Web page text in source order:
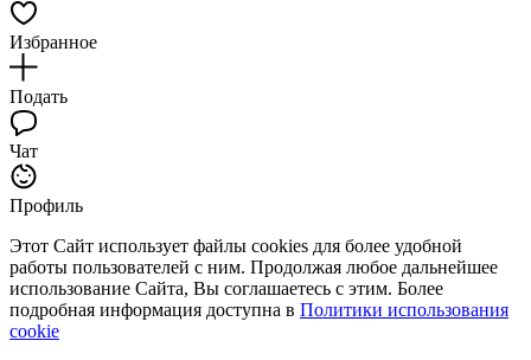
Избранное
Подать
Чат
Профиль
Этот Сайт использует файлы cookies для более удобной
работы пользователей с ним. Продолжая любое дальнейшее
использование Сайта, Вы соглашаетесь с этим. Более
подробная информация доступна в Политики использования
cookie